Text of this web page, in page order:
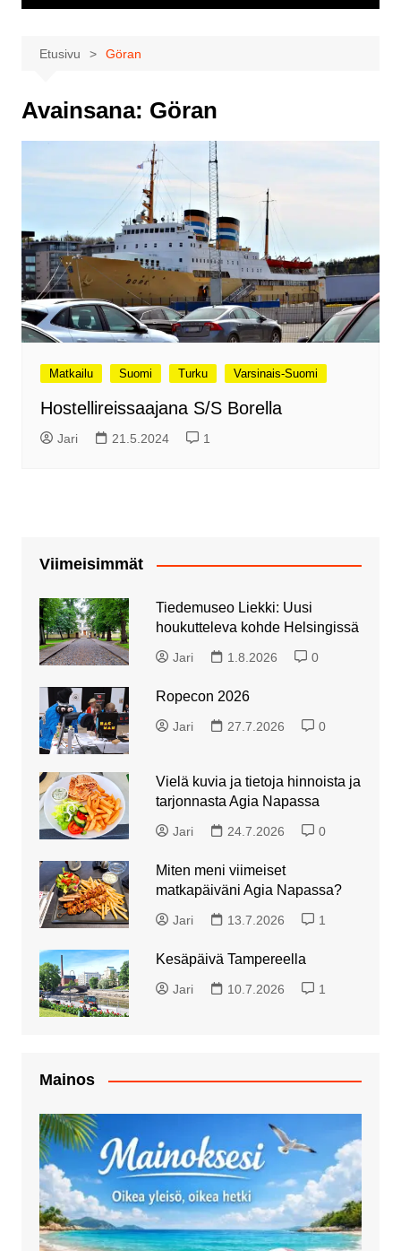
Etusivu Göran
Avainsana: Göran
Matkailu Suomi Turku Varsinais-Suomi
Hostellireissaajana S/S Borella
Jari 21.5.2024 1
Viimeisimmät
Tiedemuseo Liekki: Uusi
houkutteleva kohde Helsingissä
Jari 1.8.2026 0
Ropecon 2026
Jari 27.7.2026 0
Vielä kuvia ja tietoja hinnoista ja
tarjonnasta Agia Napassa
Jari 24.7.2026 0
Miten meni viimeiset
matkapäiväni Agia Napassa?
Jari 13.7.2026 1
Kesäpäivä Tampereella
Jari 10.7.2026 1
Mainos